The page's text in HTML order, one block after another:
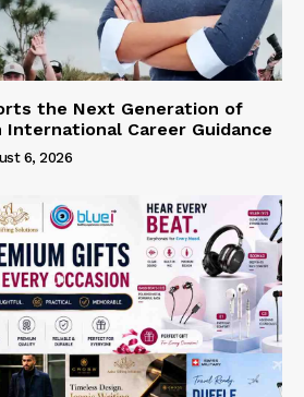
the Next Generation of
Career Guidance
6, 2026